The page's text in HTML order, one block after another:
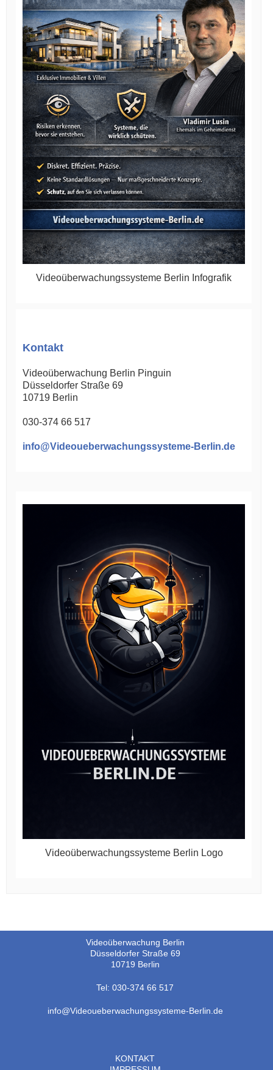
Videoüberwachungssysteme Berlin Infografik
Kontakt
Videoüberwachung Berlin Pinguin
Düsseldorfer Straße 69
10719 Berlin
030-374 66 517
info@Videoueberwachungssysteme-Berlin.de
Videoüberwachungssysteme Berlin Logo
Videoüberwachung Berlin
Düsseldorfer Straße 69
10719 Berlin
Tel: 030-374 66 517
info@Videoueberwachungssysteme-Berlin.de
KONTAKT